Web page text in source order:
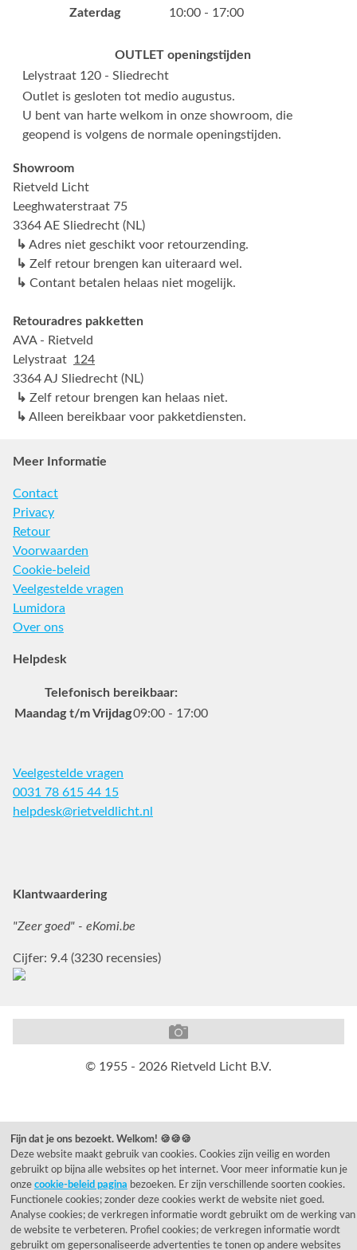
Zaterdag
10:00 - 17:00
OUTLET openingstijden
Lelystraat 120 - Sliedrecht
Outlet is gesloten tot medio augustus.
U bent van harte welkom in onze showroom, die
geopend is volgens de normale openingstijden.
Showroom
Rietveld Licht
Leeghwaterstraat 75
3364 AE Sliedrecht (NL)
↳ Adres niet geschikt voor retourzending.
↳ Zelf retour brengen kan uiteraard wel.
↳ Contant betalen helaas niet mogelijk.
Retouradres pakketten
AVA - Rietveld
Lelystraat 124
3364 AJ Sliedrecht (NL)
↳ Zelf retour brengen kan helaas niet.
↳ Alleen bereikbaar voor pakketdiensten.
Meer Informatie
Contact
Privacy
Retour
Voorwaarden
Cookie-beleid
Veelgestelde vragen
Lumidora
Over ons
Helpdesk
Telefonisch bereikbaar:
Maandag t/m Vrijdag09:00 - 17:00
Veelgestelde vragen
0031 78 615 44 15
helpdesk@rietveldlicht.nl
Klantwaardering
"Zeer goed" - eKomi.be
Cijfer: 9.4 (3230 recensies)
© 1955 - 2026 Rietveld Licht B.V.
Fijn dat je ons bezoekt. Welkom! 🍪🍪🍪
Deze website maakt gebruik van cookies. Cookies zijn veilig en worden
gebruikt op bijna alle websites op het internet. Voor meer informatie kun je
onze cookie-beleid pagina bezoeken. Er zijn verschillende soorten cookies.
Functionele cookies; zonder deze cookies werkt de website niet goed.
Analyse cookies; de verkregen informatie wordt gebruikt om de werking van
de website te verbeteren. Profiel cookies; de verkregen informatie wordt
gebruikt om gepersonaliseerde advertenties te tonen op andere websites